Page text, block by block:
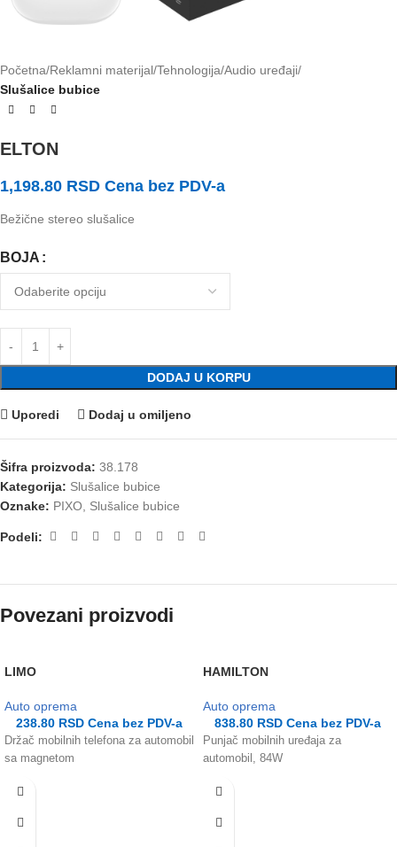
Početna Reklamni materijal Tehnologija Audio uređaji
Slušalice bubice
ELTON
1,198.80 RSD Cena bez PDV-a
Bežične stereo slušalice
BOJA
DODAJ U KORPU
Uporedi Dodaj u omiljeno
Šifra proizvoda: 38.178
Kategorija: Slušalice bubice
Oznake: PIXO, Slušalice bubice
Podeli:
Povezani proizvodi
LIMO
Auto oprema
238.80 RSD Cena bez PDV-a
Držač mobilnih telefona za automobil
sa magnetom
HAMILTON
Auto oprema
838.80 RSD Cena bez PDV-a
Punjač mobilnih uređaja za
automobil, 84W